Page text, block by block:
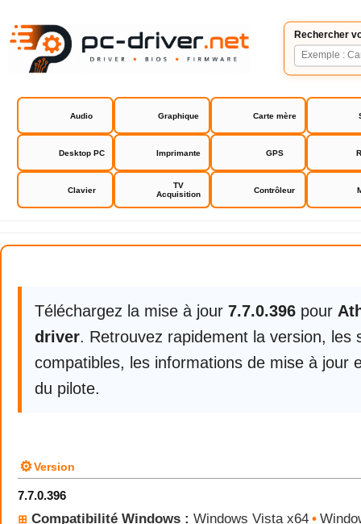
Rechercher
Audio Graphique Carte mère
Desktop PC Imprimante GPS
Clavier
TV
Acquisition
Contrôleur
Atheros AR5005g driver
Téléchargez la mise à jour 7.7.0.396 pour
driver. Retrouvez rapidement la version, les
compatibles, les informations de mise à jour
du pilote.
⚙Version
7.7.0.396
⊞ Compatibilité Windows : Windows Vista x64 •